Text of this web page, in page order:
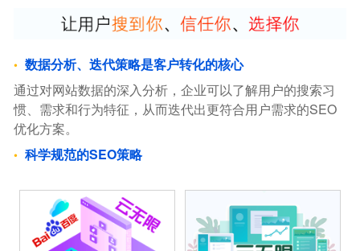
数据分析、迭代策略是客户转化的核心
通过对网站数据的深入分析，企业可以了解用户的搜索习
惯、需求和行为特征，从而迭代出更符合用户需求的SEO
优化方案。
科学规范的SEO策略